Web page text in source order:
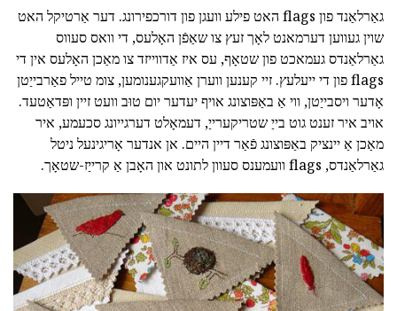
גאַרלאַנד פון flags האט פילע וועגן פון דורכפירונג. דער אַרטיקל האט
שוין געווען דערמאנט לאָך זעץ צו שאַפֿן האָלעס, די וואס סעווס
גאַרלאַנדס געמאכט פון שטאָף, עס איז אַדווייזד צו מאַכן האָלעס אין די
flags פון די ייעלעץ. זיי קענען ווערן אַוועקגענומען, צומ טייל פאַרבייַטן
אָדער ויסבייַטן, ווי אַ באַפּוצונג אויף יעדער יום טוּב וועט זיין ופּדאַטעד.
אויב איר זענט גוט בייַ שטריקערייַ, דעמאָלט דערגייונג סכעמע, איר
מאַכן אַ יינציק באַפּוצונג פֿאַר דיין היים. אן אנדער אָריגינעל ניטל
גאַרלאַנדס, flags וועמענס סעוון לתונט און האָבן אַ קרייַז-שטאָך.